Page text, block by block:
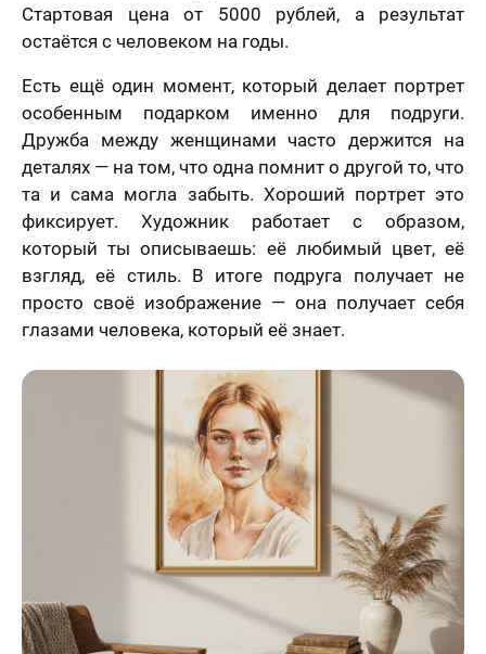
Стартовая цена от 5000 рублей, а результат
остаётся с человеком на годы.
Есть ещё один момент, который делает портрет
особенным подарком именно для подруги.
Дружба между женщинами часто держится на
деталях — на том, что одна помнит о другой то, что
та и сама могла забыть. Хороший портрет это
фиксирует. Художник работает с образом,
который ты описываешь: её любимый цвет, её
взгляд, её стиль. В итоге подруга получает не
просто своё изображение — она получает себя
глазами человека, который её знает.
Как
скоро
шаг!